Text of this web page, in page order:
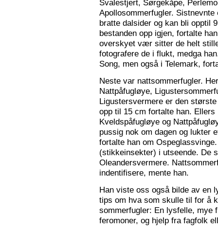
Svalestjert, Sørgekåpe,
Apollosommerfugler.
bratte dalsider og kan bli opptil
bestanden opp igjen, fortalte
overskyet vær sitter de helt
fotografere de i flukt, medga
Song, men også i Telemark,
Neste var nattsommerfugler.
Nattpåfugløye,
Ligustersvermere er den
opp til 15 cm fortalte han.
Kveldspåfugløye og
pussig nok om dagen og lukter
fortalte han om
(stikkeinsekter) i utseende. De
Oleandersvermere.
indentifisere, mente han.
Han viste oss også bilde av en
tips om hva som skulle til for å
sommerfugler: En lysfelle, mye
feromoner, og hjelp fra fagfolk